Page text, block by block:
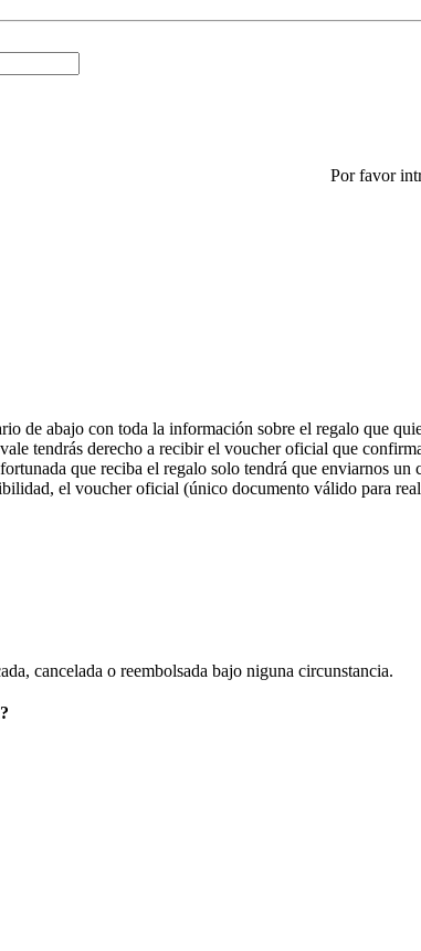
Por favor
de abajo con toda la información sobre el regalo que
tendrás derecho a recibir el voucher oficial que
que reciba el regalo solo tendrá que enviarnos
el voucher oficial (único documento válido para
cancelada o reembolsada bajo niguna circunstancia.